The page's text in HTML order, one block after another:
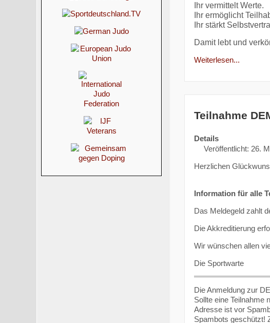
Ihr vermittelt Werte.
Ihr ermöglicht
Ihr stärkt
Damit lebt und
Weiterlesen...
Teilnahme
Details
Veröffentlicht: 26.
Herzlichen
Information für alle
Das Meldegeld zahlt
Die Akkreditierung
Wir wünschen allen
Die Sportwarte
Die Anmeldung zur
Sollte eine Teilnahme
Adresse ist vor
Spambots geschützt!